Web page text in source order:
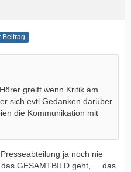
Beitrag
greift wenn Kritik am
sich evtl Gedanken darüber
die Kommunikation mit
ja noch nie
GESAMTBILD geht, ....das